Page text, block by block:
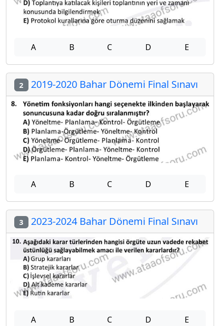
A B C D E
2 2019-2020 Bahar Dönemi Final Sınavı
A B C D E
3 2023-2024 Bahar Dönemi Final Sınavı
A B C D E